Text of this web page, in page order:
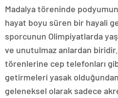
Madalya töreninde
hayat boyu süren bir hayali
sporcunun Olimpiyatlarda
ve unutulmaz anlardan
törenlerine cep telefonları
getirmeleri yasak
geleneksel olarak sadece